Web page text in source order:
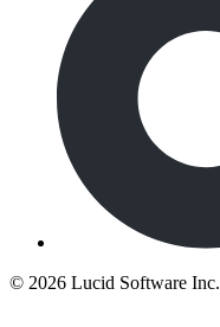
© 2026 Lucid Software Inc.